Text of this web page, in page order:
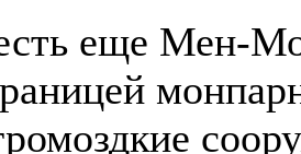
еще Мен-